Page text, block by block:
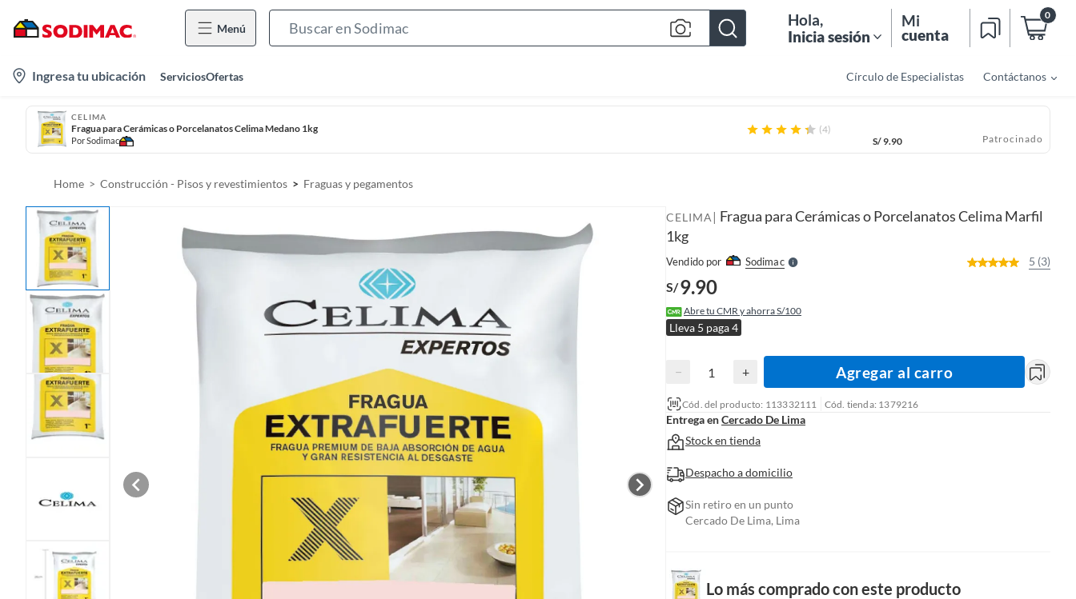
Menú Hola,
Inicia sesión
Mi
cuenta
0
Ingresa tu ubicación ServiciosOfertas Círculo de Especialistas Contáctanos
CELIMA
Fragua para Cerámicas o Porcelanatos Celima Medano 1kg
PorSodimac
(4)
S/9.90 Patrocinado
Home Construcción - Pisos y revestimientos Fraguas y pegamentos
CELIMA | Fragua para Cerámicas o Porcelanatos Celima Marfil
1kg
Vendido por SodimacS
e
r
5 (3)
S/9.90
Abre tu CMR y ahorra S/100
Lleva 5 paga 4
− + Agregar al carro
Cód. del producto: 113332111 Cód. tienda: 1379216
Entrega enCercado De Lima
Stock en tienda
Despacho a domicilio
Sin retiro en un punto
Cercado De Lima, Lima
Lo más comprado con este producto